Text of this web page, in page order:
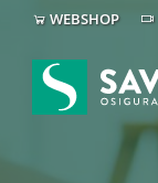
WEBSHOP